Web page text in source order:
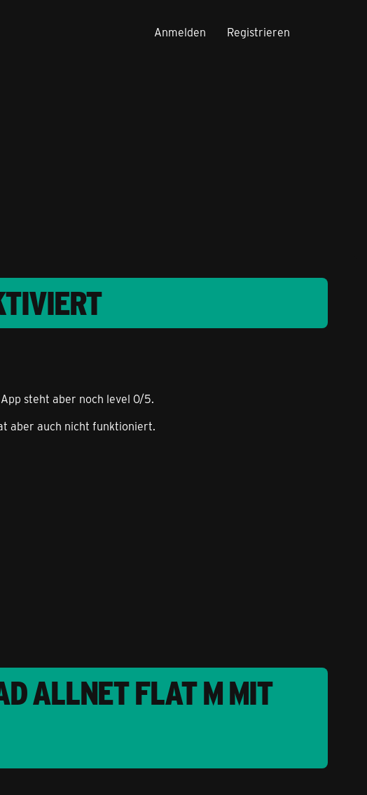
Anmelden Registrieren
steht aber noch level 0/5.
aber auch nicht funktioniert.
ALLNET FLAT M MIT